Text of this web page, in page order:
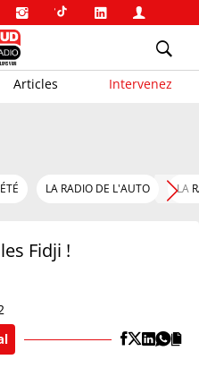
Articles Intervenez
LA RADIO DE L'AUTO LA
Fidji !